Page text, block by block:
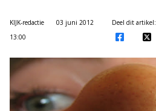
KIJK-redactie
03 juni 2012
13:00
Deel dit artikel: